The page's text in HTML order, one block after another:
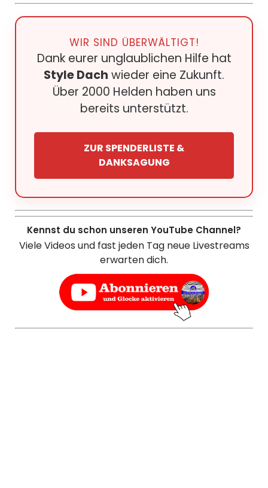
WIR SIND ÜBERWÄLTIGT!
Dank eurer unglaublichen Hilfe hat
Style Dach wieder eine Zukunft.
Über 2000 Helden haben uns
bereits unterstützt.
ZUR SPENDERLISTE &
DANKSAGUNG
Kennst du schon unseren YouTube Channel?
Viele Videos und fast jeden Tag neue Livestreams
erwarten dich.